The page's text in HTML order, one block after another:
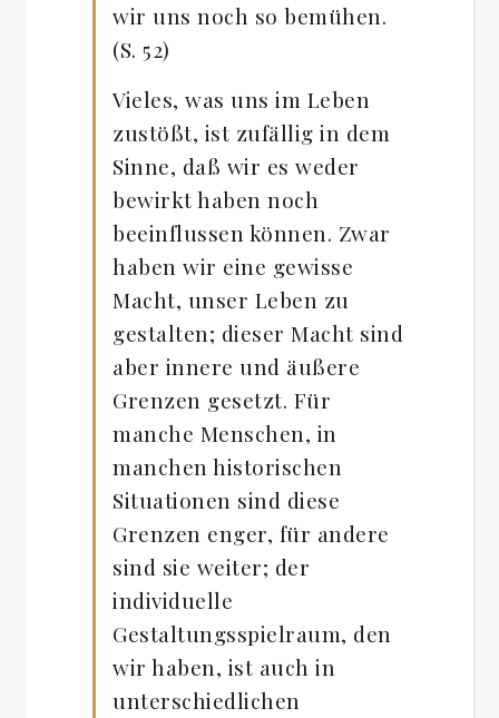
wir uns noch so bemühen.
(S. 52)
Vieles, was uns im Leben
zustößt, ist zufällig in dem
Sinne, daß wir es weder
bewirkt haben noch
beeinflussen können. Zwar
haben wir eine gewisse
Macht, unser Leben zu
gestalten; dieser Macht sind
aber innere und äußere
Grenzen gesetzt. Für
manche Menschen, in
manchen historischen
Situationen sind diese
Grenzen enger, für andere
sind sie weiter; der
individuelle
Gestaltungsspielraum, den
wir haben, ist auch in
unterschiedlichen